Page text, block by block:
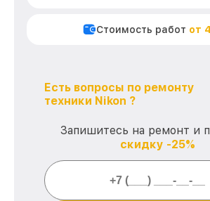
Стоимость работ от
Есть вопросы по ремонту
техники Nikon ?
Запишитесь на ремонт и
скидку -25%